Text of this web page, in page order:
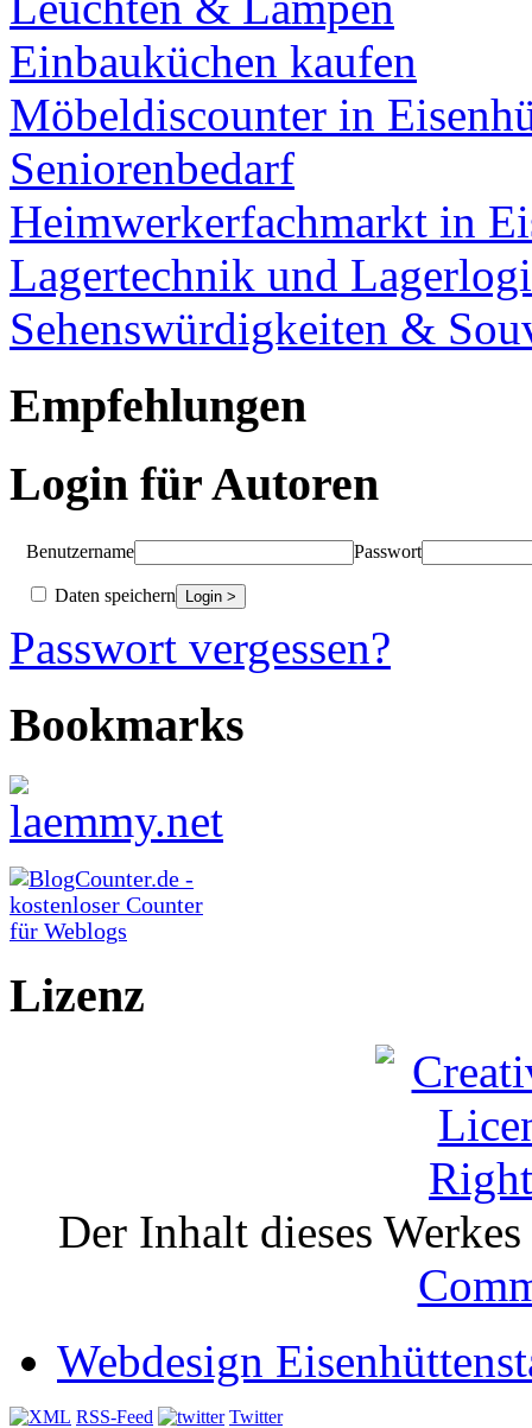
Einbauküchen kaufen
Möbeldiscounter in
Seniorenbedarf
Heimwerkerfachmarkt in
Lagertechnik und
Sehenswürdigkeiten &
Empfehlungen
Login für Autoren
Benutzername Passwort
Daten speichern
Passwort vergessen?
Bookmarks
Lizenz
Der Inhalt dieses
Webdesign
RSS-Feed Twitter